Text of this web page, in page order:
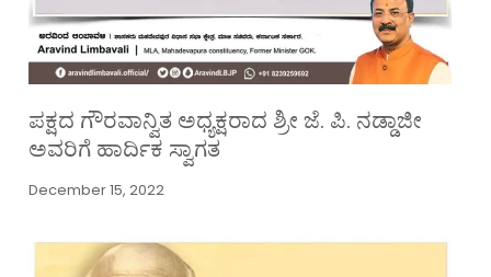
ಪಕ್ಷದ ಗೌರವಾನ್ವಿತ ಅಧ್ಯಕ್ಷರಾದ ಶ್ರೀ ಜೆ. ಪಿ. ನಡ್ಡಾಜೀ
ಅವರಿಗೆ ಹಾರ್ದಿಕ ಸ್ವಾಗತ
December 15, 2022